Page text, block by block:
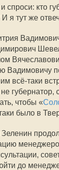
спроси: кто
я тут же
Вадимовичу
всё-таки
губернатор,
чтобы «
было в
до